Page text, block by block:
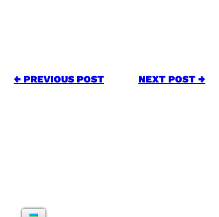
← PREVIOUS POST NEXT POST →